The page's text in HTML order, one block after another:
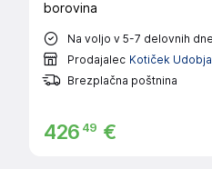
borovina
Na voljo v 5-7 delovnih
Prodajalec Kotiček Udobja
Brezplačna poštnina
426 49 €